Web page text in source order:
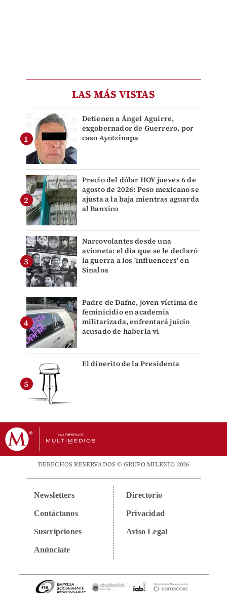
LAS MÁS VISTAS
Detienen a Ángel Aguirre,
exgobernador de Guerrero, por
caso Ayotzinapa
Precio del dólar HOY jueves 6 de
agosto de 2026: Peso mexicano se
ajusta a la baja mientras aguarda
al Banxico
Narcovolantes desde una
avioneta: el día que se le declaró
la guerra a los 'influencers' en
Sinaloa
Padre de Dafne, joven víctima de
feminicidio en academia
militarizada, enfrentará juicio
acusado de haberla vi
El dinerito de la Presidenta
DERECHOS RESERVADOS © GRUPO MILENIO 2026
Newsletters
Contáctanos
Suscripciones
Anúnciate
Directorio
Privacidad
Aviso Legal